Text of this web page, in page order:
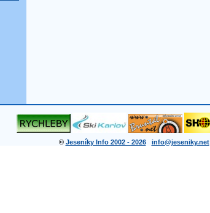
© Jeseníky Info 2002 - 2026 info@jeseniky.net